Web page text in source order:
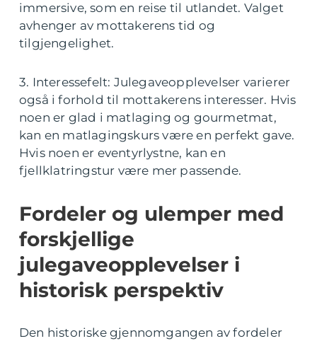
immersive, som en reise til utlandet. Valget
avhenger av mottakerens tid og
tilgjengelighet.
3. Interessefelt: Julegaveopplevelser varierer
også i forhold til mottakerens interesser. Hvis
noen er glad i matlaging og gourmetmat,
kan en matlagingskurs være en perfekt gave.
Hvis noen er eventyrlystne, kan en
fjellklatringstur være mer passende.
Fordeler og ulemper med
forskjellige
julegaveopplevelser i
historisk perspektiv
Den historiske gjennomgangen av fordeler